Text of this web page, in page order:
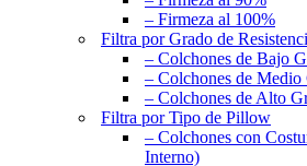
– Firmeza al 100%
Filtra por Grado de
– Colchones de Bajo
– Colchones de Medio
– Colchones de Alto
Filtra por Tipo de Pillow
– Colchones con
Interno)